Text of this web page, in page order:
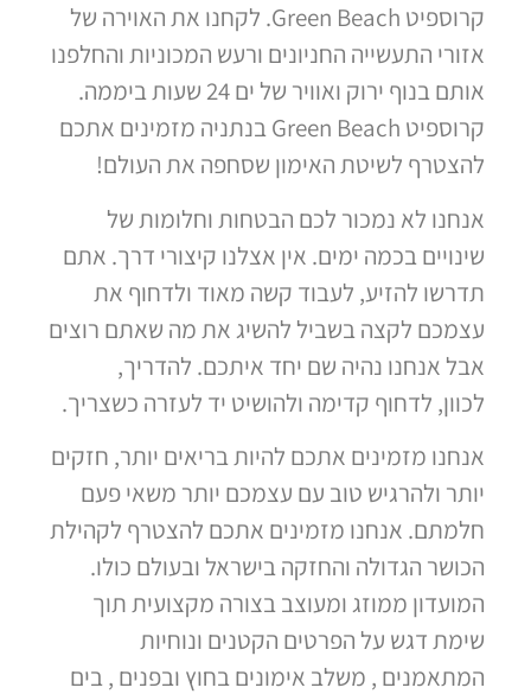
קרוספיט Green Beach. לקחנו את האוירה של
אזורי התעשייה החניונים ורעש המכוניות והחלפנו
אותם בנוף ירוק ואוויר של ים 24 שעות ביממה.
קרוספיט Green Beach בנתניה מזמינים אתכם
להצטרף לשיטת האימון שסחפה את העולם!
אנחנו לא נמכור לכם הבטחות וחלומות של
שינויים בכמה ימים. אין אצלנו קיצורי דרך. אתם
תדרשו להזיע, לעבוד קשה מאוד ולדחוף את
עצמכם לקצה בשביל להשיג את מה שאתם רוצים
אבל אנחנו נהיה שם יחד איתכם. להדריך,
לכוון, לדחוף קדימה ולהושיט יד לעזרה כשצריך.
אנחנו מזמינים אתכם להיות בריאים יותר, חזקים
יותר ולהרגיש טוב עם עצמכם יותר משאי פעם
חלמתם. אנחנו מזמינים אתכם להצטרף לקהילת
הכושר הגדולה והחזקה בישראל ובעולם כולו.
המועדון ממוזג ומעוצב בצורה מקצועית תוך
שימת דגש על הפרטים הקטנים ונוחיות
המתאמנים , משלב אימונים בחוץ ובפנים , בים